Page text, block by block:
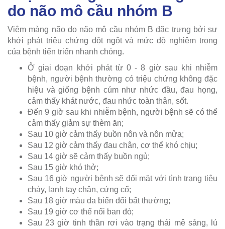
do não mô cầu nhóm B
Viêm màng não do não mô cầu nhóm B đặc trưng bởi sự
khởi phát triệu chứng đột ngột và mức độ nghiêm trọng
của bệnh tiến triển nhanh chóng.
Ở giai đoạn khởi phát từ 0 - 8 giờ sau khi nhiễm
bệnh, người bệnh thường có triệu chứng không đặc
hiệu và giống bệnh cúm như nhức đầu, đau họng,
cảm thấy khát nước, đau nhức toàn thân, sốt.
Đến 9 giờ sau khi nhiễm bệnh, người bệnh sẽ có thể
cảm thấy giảm sự thèm ăn;
Sau 10 giờ cảm thấy buồn nôn và nôn mửa;
Sau 12 giờ cảm thấy đau chân, cơ thể khó chịu;
Sau 14 giờ sẽ cảm thấy buồn ngủ;
Sau 15 giờ khó thở;
Sau 16 giờ người bệnh sẽ đối mặt với tình trạng tiêu
chảy, lạnh tay chân, cứng cổ;
Sau 18 giờ màu da biến đổi bất thường;
Sau 19 giờ cơ thể nổi ban đỏ;
Sau 23 giờ tinh thần rơi vào trạng thái mê sảng, lú